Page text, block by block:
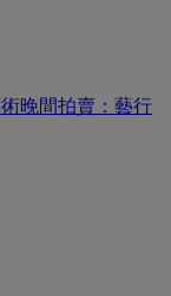
晚間拍賣：藝行